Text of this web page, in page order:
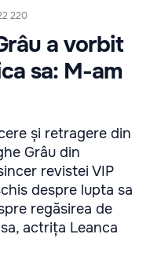
220
a vorbit
sa: M-am
și retragere din
Grâu din
revistei VIP
despre lupta sa
regăsirea de
actrița Leanca